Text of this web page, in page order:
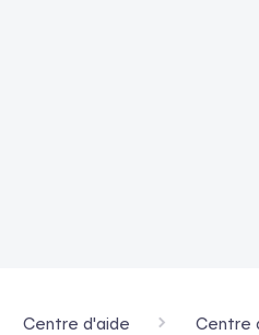
Centre d'aide Centre